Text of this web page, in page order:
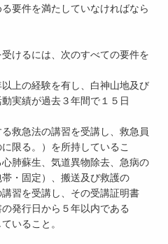
件を満たしていなければなら
るには、次のすべての要件を
の経験を有し、白神山地及び
実績が過去３年間で１５日
急法の講習を受講し、救急員
限る。）を所持しているこ
蘇生、気道異物除去、急病の
・固定）、搬送及び救護の
を受講し、その受講証明書
発行日から５年以内である
いること。